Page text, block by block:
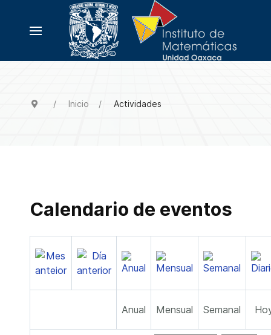
Inicio Actividades
Calendario de eventos
Anual Mensual Semanal